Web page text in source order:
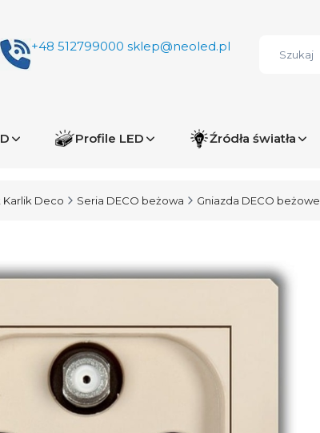
+48 512799000 sklep@neoled.pl
Profile LED Źródła światła
Karlik Deco Seria DECO beżowa Gniazda DECO beżowe